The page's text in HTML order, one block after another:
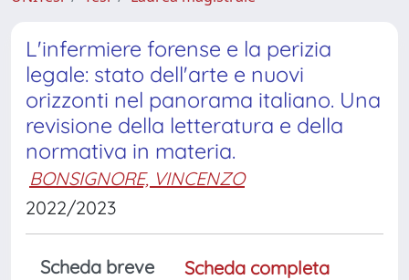
L'infermiere forense e la perizia
legale: stato dell'arte e nuovi
orizzonti nel panorama italiano. Una
revisione della letteratura e della
normativa in materia.
BONSIGNORE, VINCENZO
2022/2023
Scheda breve
Scheda completa